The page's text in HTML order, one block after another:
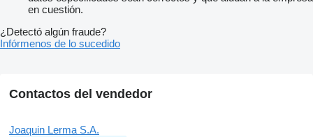
en cuestión.
¿Detectó algún fraude?
Infórmenos de lo sucedido
Contactos del vendedor
Joaquin Lerma S.A.